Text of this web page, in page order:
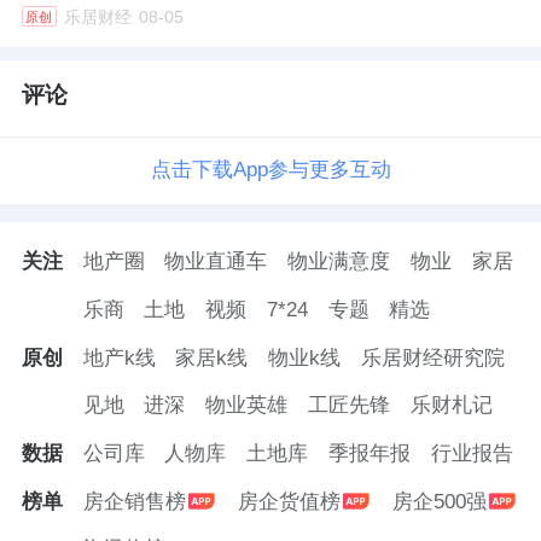
原创 乐居财经 08-05
评论
点击下载App参与更多互动
关注 地产圈 物业直通车 物业满意度 物业 家居
乐商 土地 视频 7*24 专题 精选
原创 地产k线 家居k线 物业k线 乐居财经研究院
见地 进深 物业英雄 工匠先锋 乐财札记
数据 公司库 人物库 土地库 季报年报 行业报告
榜单 房企销售榜 房企货值榜 房企500强